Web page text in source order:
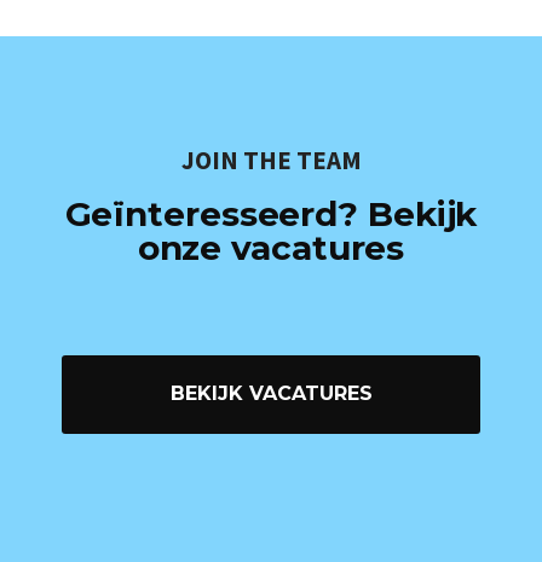
JOIN THE TEAM
Geïnteresseerd? Bekijk
onze vacatures
BEKIJK VACATURES